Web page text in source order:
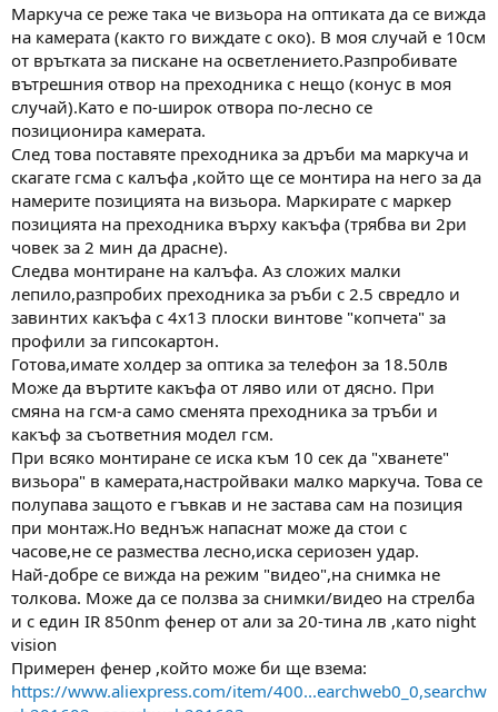
Маркуча се реже така че визьора на оптиката да се вижда
на камерата (както го виждате с око). В моя случай е 10см
от врътката за пискане на осветлението.Разпробивате
вътрешния отвор на преходника с нещо (конус в моя
случай).Като е по-широк отвора по-лесно се
позиционира камерата.
След това поставяте преходника за дръби ма маркуча и
скагате гсма с калъфа ,който ще се монтира на него за да
намерите позицията на визьора. Маркирате с маркер
позицията на преходника върху какъфа (трябва ви 2ри
човек за 2 мин да драсне).
Следва монтиране на калъфа. Аз сложих малки
лепило,разпробих преходника за ръби с 2.5 свредло и
завинтих какъфа с 4х13 плоски винтове "копчета" за
профили за гипсокартон.
Готова,имате холдер за оптика за телефон за 18.50лв
Може да въртите какъфа от ляво или от дясно. При
смяна на гсм-а само сменята преходника за тръби и
какъф за съответния модел гсм.
При всяко монтиране се иска към 10 сек да "хванете"
визьора" в камерата,настройваки малко маркуча. Това се
полупава защото е гъвкав и не застава сам на позиция
при монтаж.Но веднъж напаснат може да стои с
часове,не се размества лесно,иска сериозен удар.
Най-добре се вижда на режим "видео",на снимка не
толкова. Може да се ползва за снимки/видео на стрелба
и с един IR 850nm фенер от али за 20-тина лв ,като night
vision
Примерен фенер ,който може би ще взема:
https://www.aliexpress.com/item/400...earchweb0_0,searchw